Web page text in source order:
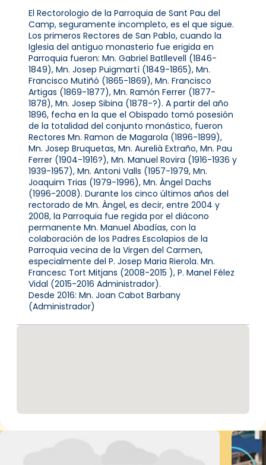
El Rectorologio de la Parroquia de Sant Pau del
Camp, seguramente incompleto, es el que sigue.
Los primeros Rectores de San Pablo, cuando la
Iglesia del antiguo monasterio fue erigida en
Parroquia fueron: Mn. Gabriel Batllevell (1846-
1849), Mn. Josep Puigmartí (1849-1865), Mn.
Francisco Mutiñó (1865-1869), Mn. Francisco
Artigas (1869-1877), Mn. Ramón Ferrer (1877-
1878), Mn. Josep Sibina (1878-?). A partir del año
1896, fecha en la que el Obispado tomó posesión
de la totalidad del conjunto monástico, fueron
Rectores Mn. Ramon de Magarola (1896-1899),
Mn. Josep Bruquetas, Mn. Aurelià Extraño, Mn. Pau
Ferrer (1904-1916?), Mn. Manuel Rovira (1916-1936 y
1939-1957), Mn. Antoni Valls (1957-1979, Mn.
Joaquim Trias (1979-1996), Mn. Àngel Dachs
(1996-2008). Durante los cinco últimos años del
rectorado de Mn. Àngel, es decir, entre 2004 y
2008, la Parroquia fue regida por el diácono
permanente Mn. Manuel Abadías, con la
colaboración de los Padres Escolapios de la
Parroquia vecina de la Virgen del Carmen,
especialmente del P. Josep Maria Rierola. Mn.
Francesc Tort Mitjans (2008-2015 ), P. Manel Félez
Vidal (2015-2016 Administrador).
Desde 2016: Mn. Joan Cabot Barbany
(Administrador)